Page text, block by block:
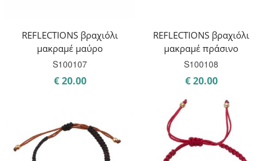
REFLECTIONS βραχιόλι
μακραμέ μαύρο
S100107
€20.00
REFLECTIONS βραχιόλι
μακραμέ πράσινο
S100108
€20.00